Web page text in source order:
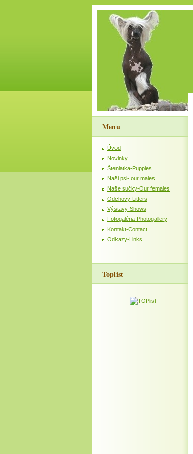
Menu
Úvod
Novinky
Šteniatka-Puppies
Naši psi- our males
Naše sučky-Our females
Odchovy-Litters
Výstavy-Shows
Fotogaléria-Photogallery
Kontakt-Contact
Odkazy-Links
Toplist